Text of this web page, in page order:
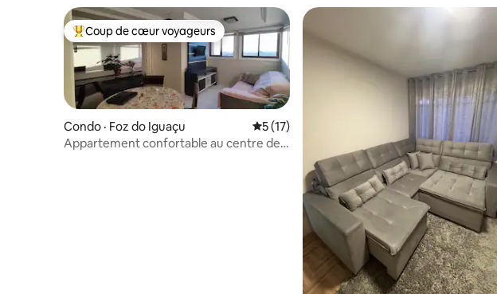
Coup de cœur voyageurs parmi les plus aimés
Coup de cœur voyageurs
Condo · Foz do Iguaçu Note moyenne de 5 sur 5, 17 commentaires
5 (17)
Appartement confortable au centre de